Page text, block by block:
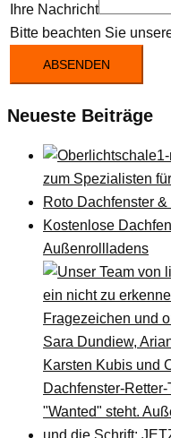
Ihre Nachricht
Bitte beachten Sie
ABSENDEN
Neueste Beiträge
zum Spezialisten
Roto Dachfenster
Kostenlose
Außenrollladens